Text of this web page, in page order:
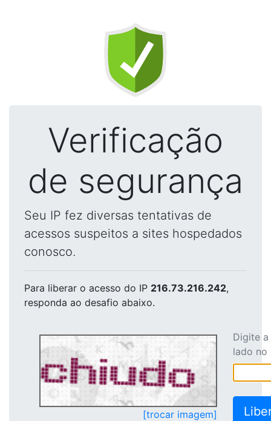
Verificação
de segurança
Seu IP fez diversas tentativas de
acessos suspeitos a sites hospedados
conosco.
Para liberar o acesso do IP 216.73.216.242,
responda ao desafio abaixo.
[trocar imagem]
Digite
lado no